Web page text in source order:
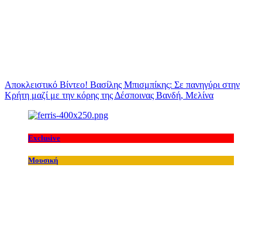
Αποκλειστικό Βίντεο! Βασίλης Μπισμπίκης: Σε πανηγύρι στην
Κρήτη μαζί με την κόρης της Δέσποινας Βανδή, Μελίνα
Exclusive
Μουσική